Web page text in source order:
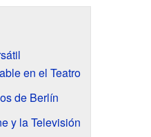
en el Teatro
de Berlín
y la Televisión